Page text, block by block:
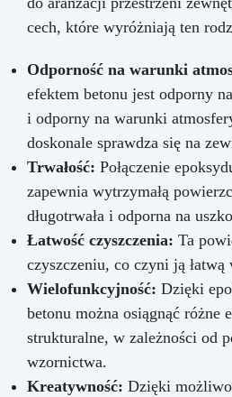
cech, które wyróżniają ten
Odporność na warunki
efektem betonu jest odporny
i odporny na warunki
doskonale sprawdza się na
Trwałość: Połączenie
zapewnia wytrzymałą
długotrwała i odporna na
Łatwość czyszczenia: Ta
czyszczeniu, co czyni ją
Wielofunkcyjność: Dzięki
betonu można osiągnąć różne
strukturalne, w zależności od
wzornictwa.
Kreatywność: Dzięki